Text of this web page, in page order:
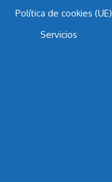
Política de cookies (UE)
Servicios